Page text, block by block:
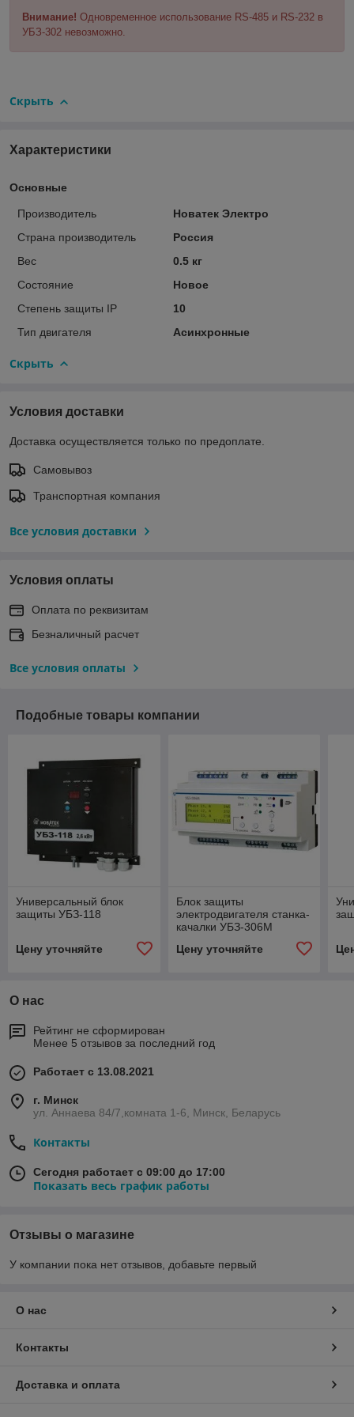
Внимание! Одновременное использование RS-485 и RS-232 в
УБЗ-302 невозможно.
Скрыть
Характеристики
Основные
Производитель
Новатек Электро
Страна производитель
Россия
Вес
0.5 кг
Состояние
Новое
Степень защиты IP
10
Тип двигателя
Асинхронные
Скрыть
Условия доставки
Доставка осуществляется только по предоплате.
Самовывоз
Транспортная компания
Все условия доставки
Условия оплаты
Оплата по реквизитам
Безналичный расчет
Все условия оплаты
Подобные товары компании
Универсальный блок
защиты УБЗ-118
Цену уточняйте
Блок защиты
электродвигателя станка-
качалки УБЗ-306М
Цену уточняйте
О нас
Рейтинг не сформирован
Менее 5 отзывов за последний год
Работает с 13.08.2021
г. Минск
ул. Аннаева 84/7,комната 1-6, Минск, Беларусь
Контакты
Сегодня работает с 09:00 до 17:00
Показать весь график работы
Отзывы о магазине
У компании пока нет отзывов, добавьте первый
О нас
Контакты
Доставка и оплата